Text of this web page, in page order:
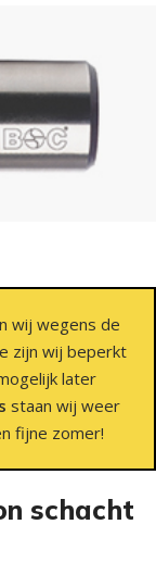
wij wegens de
zijn wij beperkt
later
staan wij weer
fijne zomer!
schacht